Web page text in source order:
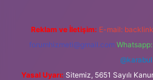
Reklam ve İletişim: E-mail:
forumhizmeti@gmail.com
@karabul
Yasal Uyarı: Sitemiz, 5651 Sayılı